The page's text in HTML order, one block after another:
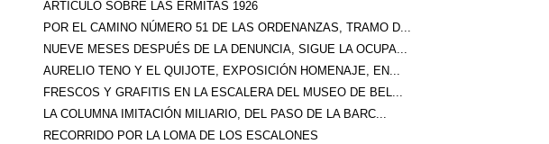
ARTÍCULO SOBRE LAS ERMITAS 1926
POR EL CAMINO NÚMERO 51 DE LAS ORDENANZAS, TRAMO D...
NUEVE MESES DESPUÉS DE LA DENUNCIA, SIGUE LA OCUPA...
AURELIO TENO Y EL QUIJOTE, EXPOSICIÓN HOMENAJE, EN...
FRESCOS Y GRAFITIS EN LA ESCALERA DEL MUSEO DE BEL...
LA COLUMNA IMITACIÓN MILIARIO, DEL PASO DE LA BARC...
RECORRIDO POR LA LOMA DE LOS ESCALONES